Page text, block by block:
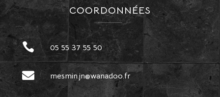
COORDONNÉES
 05 55 37 55 50
 mesmin.jn@wanadoo.fr